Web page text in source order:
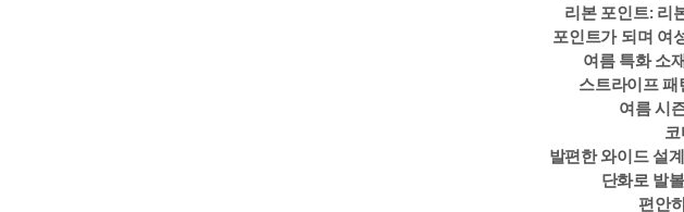
리본 포인트:리
포인트가 되며 여
여름 특화 소
스트라이프
여름 시
발편한 와이드 설
단화로 발
편안